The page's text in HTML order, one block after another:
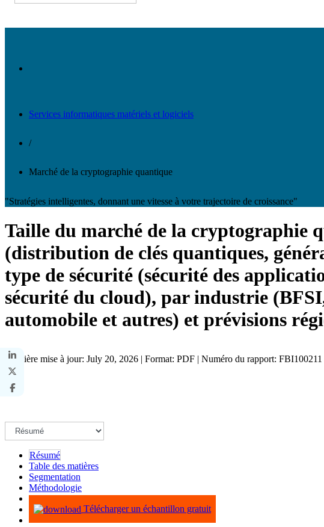
Services informatiques matériels et logiciels
/
Marché de la cryptographie quantique
"Stratégies intelligentes, donnant une vitesse à votre trajectoire de croissance"
Taille du marché de la cryptographie
(distribution de clés quantiques,
type de sécurité (sécurité des
sécurité du cloud), par industrie
automobile et autres) et prévisions
Dernière mise à jour: July 20, 2026 | Format: PDF | Numéro du rapport: FBI100211
Résumé
Table des matières
Segmentation
Méthodologie
Infographie
Télécharger un échantillon gratuit